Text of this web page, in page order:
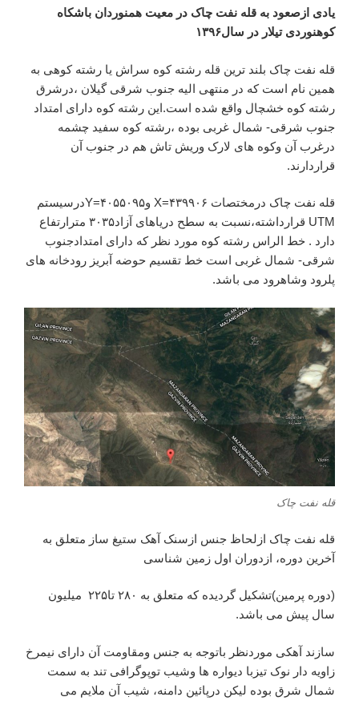
یادی ازصعود به قله نفت چاک در معیت همنوردان باشکاه
کوهنوردی تیلار در سال۱۳۹۶
قله نفت چاک بلند ترین قله رشته کوه سراش یا رشته کوهی به
همین نام است که در منتهی الیه جنوب شرقی گیلان ،درشرق
رشته کوه خشچال واقع شده است.این رشته کوه دارای امتداد
جنوب شرقی- شمال غربی بوده ،رشته کوه سفید چشمه
درغرب آن وکوه های لارک وریش تاش هم در جنوب آن
قراردارند.
قله نفت چاک درمختصات ۴۳۹۹۰۶=X و۴۰۵۵۰۹۵=Yدرسیستم
UTM قرارداشته،نسبت به سطح دریاهای آزاد۳۰۳۵ مترارتفاع
دارد . خط الراس رشته کوه مورد نظر که دارای امتدادجنوب
شرقی- شمال غربی است خط تقسیم حوضه آبریز رودخانه های
پلرود وشاهرود می باشد.
قله نفت چاک
قله نفت چاک ازلحاظ جنس ازسنک آهک ستیغ ساز متعلق به
آخرین دوره، ازدوران اول زمین شناسی
(دوره پرمین)تشکیل گردیده که متعلق به ۲۸۰ تا۲۲۵ میلیون
سال پیش می باشد.
سازند آهکی موردنظر باتوجه به جنس ومقاومت آن دارای نیمرخ
زاویه دار نوک تیزبا دیواره ها وشیب توپوگرافی تند به سمت
شمال شرق بوده لیکن درپائین دامنه، شیب آن ملایم می